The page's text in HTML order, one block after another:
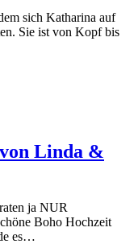
sich Katharina auf
Sie ist von Kopf bis
Linda &
ja NUR
Boho Hochzeit
es…